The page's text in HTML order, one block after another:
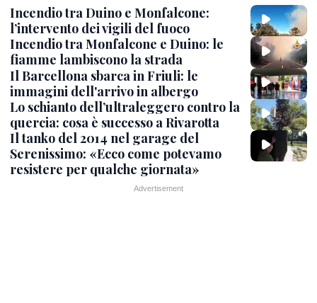
Incendio tra Duino e Monfalcone:
l’intervento dei vigili del fuoco
Incendio tra Monfalcone e Duino: le
fiamme lambiscono la strada
Il Barcellona sbarca in Friuli: le
immagini dell'arrivo in albergo
Lo schianto dell’ultraleggero contro la
quercia: cosa è successo a Rivarotta
Il tanko del 2014 nel garage del
Serenissimo: «Ecco come potevamo
resistere per qualche giornata»